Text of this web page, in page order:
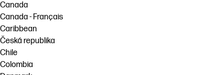
Canada
Canada - Français
Caribbean
Česká republika
Chile
Colombia